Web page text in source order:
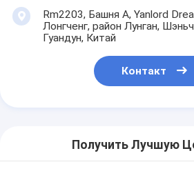
Rm2203, Башня A, Yanlord
Лонгченг, район Лунган,
Гуандун, Китай
Контакт
Получить Лучшую